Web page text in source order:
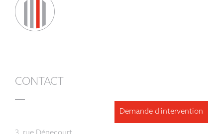
CONTACT
Demande d'intervention